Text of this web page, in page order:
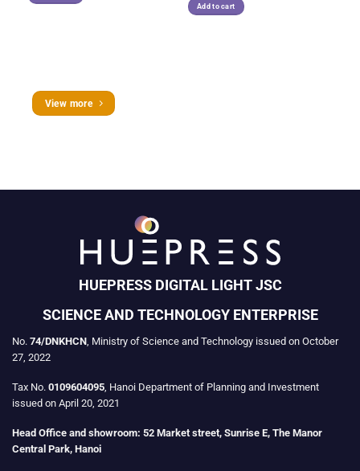
Add to cart
View more
HUEPRESS DIGITAL LIGHT JSC
SCIENCE AND TECHNOLOGY ENTERPRISE
No. 74/DNKHCN, Ministry of Science and Technology issued on October
27, 2022
Tax No. 0109604095 , Hanoi Department of Planning and Investment
issued on April 20, 2021
Head Office and showroom: 52 Market street, Sunrise E, The Manor
Central Park, Hanoi